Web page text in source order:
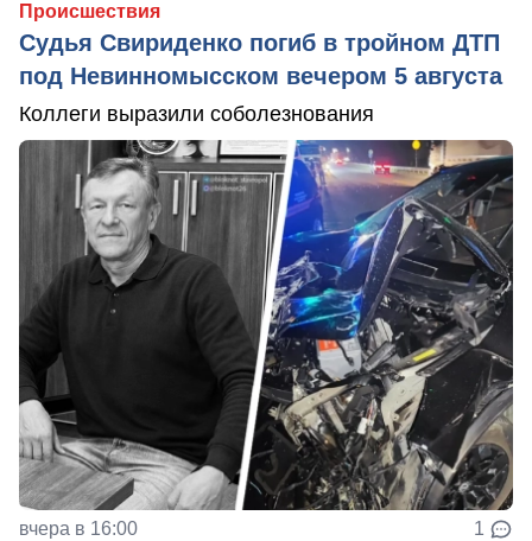
Происшествия
Судья Свириденко погиб в тройном ДТП
под Невинномысском вечером 5 августа
Коллеги выразили соболезнования
вчера в 16:00 1